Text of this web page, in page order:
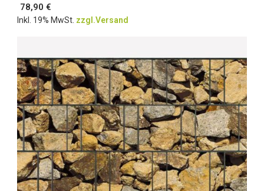
78,90 €
Inkl. 19% MwSt. zzgl.Versand